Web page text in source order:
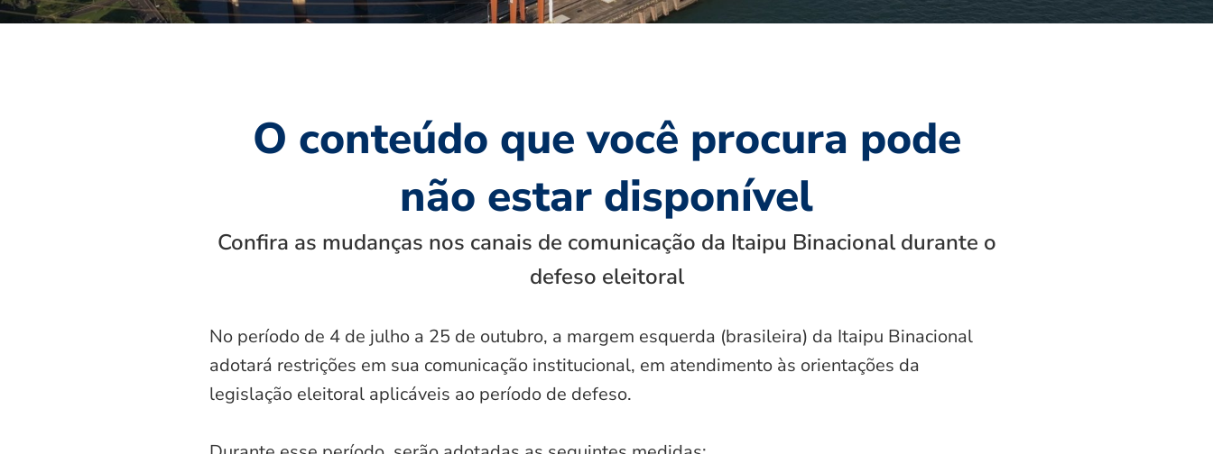
O conteúdo que você procura pode
não estar disponível
Confira as mudanças nos canais de comunicação da Itaipu Binacional durante o
defeso eleitoral
No período de 4 de julho a 25 de outubro, a margem esquerda (brasileira) da Itaipu Binacional
adotará restrições em sua comunicação institucional, em atendimento às orientações da
legislação eleitoral aplicáveis ao período de defeso.